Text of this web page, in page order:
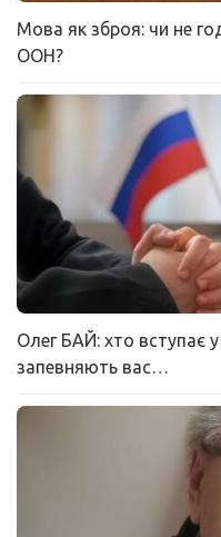
Мова як зброя: чи не
ООН?
Олег БАЙ: хто вступає
запевняють вас…